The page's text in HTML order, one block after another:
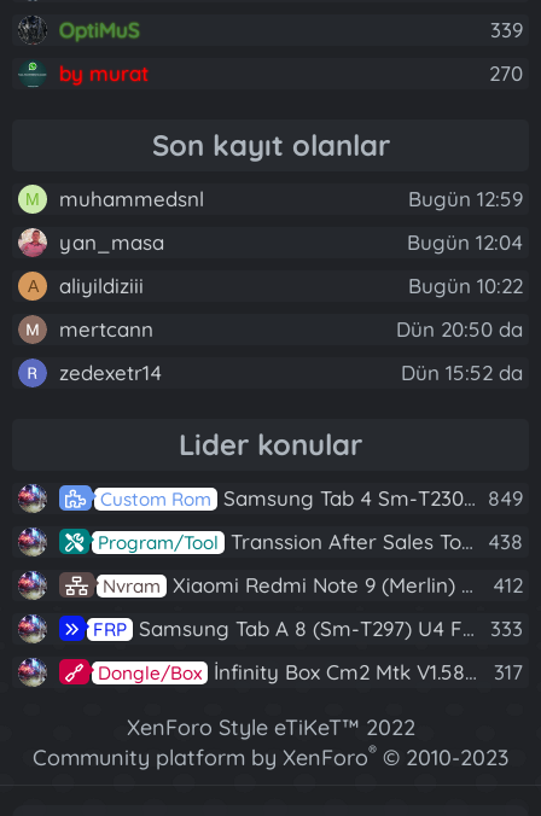
OptiMuS
339
by murat
270
Son kayıt olanlar
M muhammedsnl
Bugün 12:59
yan_masa
Bugün 12:04
A aliyildiziii
Bugün 10:22
mertcann
Dün 20:50 da
zedexetr14
Dün 15:52 da
Lider konular
Custom Rom Samsung Tab 4 Sm-T230 Android 7.1 Stabil Eba Destekli Yazılım 849
Program/Tool Transsion After Sales Tool V1.5.1 Full (Tüm Mtk Işlemcili Cihazları Meta Moda Alma) 438
Nvram Xiaomi Redmi Note 9 (Merlin) Nvram Yedeği Fix Nv By Dft Pro 412
FRP Samsung Tab A 8 (Sm-T297) U4 Frp Reset 333
Dongle/Box İnfinity Box Cm2 Mtk V1.58 Full Kurulum+Crack 317
XenForo Style eTiKeT™ 2022
Community platform by XenForo® © 2010-2023